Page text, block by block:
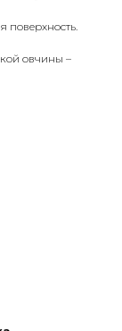
поверхность.
овчины –